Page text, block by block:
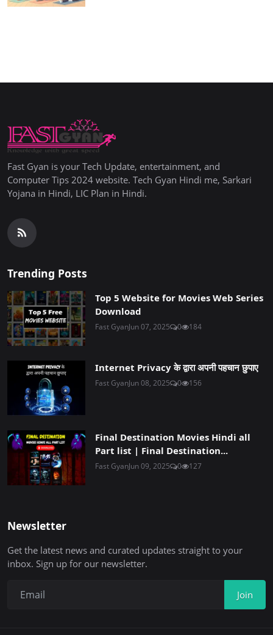
Fast Gyan is your Tech Update, entertainment, and
Computer Tips 2024 website. Tech Gyan Hindi me, Sarkari
Yojana in Hindi, LIC Plan in Hindi.
Trending Posts
Top 5 Website for Movies Web Series
Download
Fast GyanJun 07, 2025 0 184
Internet Privacy के द्वारा अपनी पहचान छुपाए
Fast GyanJun 08, 2025 0 156
Final Destination Movies Hindi all
Part list | Final Destination...
Fast GyanJun 09, 2025 0 127
Newsletter
Get the latest news and curated updates straight to your
inbox. Sign up for our newsletter.
Join